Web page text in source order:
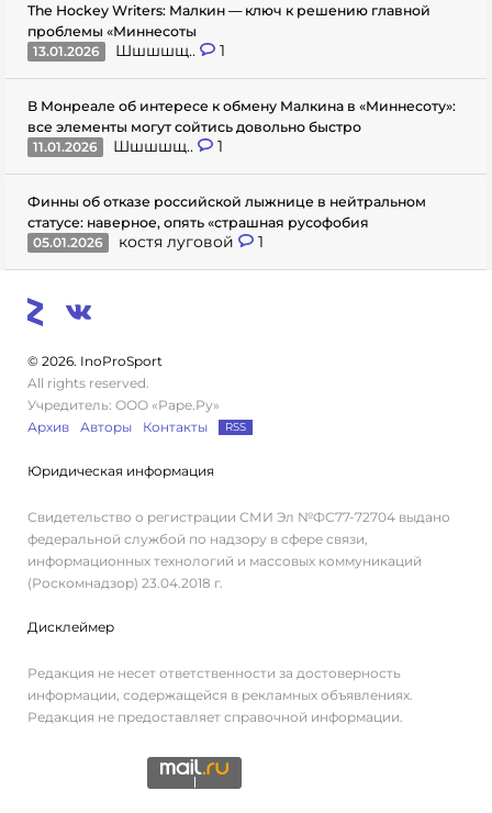
The Hockey Writers: Малкин — ключ к решению главной
проблемы «Миннесоты
13.01.2026
Шшшшщ.. 1
В Монреале об интересе к обмену Малкина в «Миннесоту»:
все элементы могут сойтись довольно быстро
11.01.2026
Шшшшщ.. 1
Финны об отказе российской лыжнице в нейтральном
статусе: наверное, опять «страшная русофобия
05.01.2026
костя луговой 1
© 2026. InoProSport
All rights reserved.
Учредитель: ООО «Раре.Ру»
Архив
Авторы Контакты RSS
Юридическая информация
Свидетельство о регистрации СМИ Эл №ФС77-72704 выдано
федеральной службой по надзору в сфере связи,
информационных технологий и массовых коммуникаций
(Роскомнадзор) 23.04.2018 г.
Дисклеймер
Редакция не несет ответственности за достоверность
информации, содержащейся в рекламных объявлениях.
Редакция не предоставляет справочной информации.